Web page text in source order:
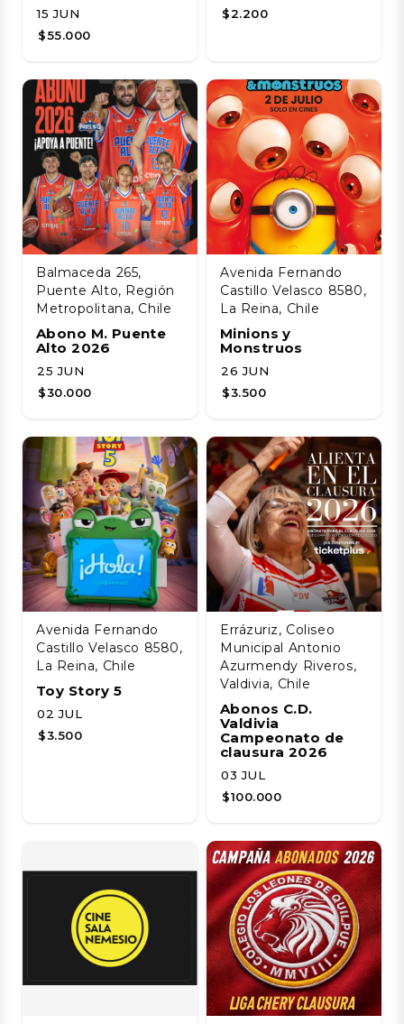
15 JUN
$55.000
$2.200
Balmaceda 265,
Puente Alto, Región
Metropolitana, Chile
Abono M. Puente
Alto 2026
25 JUN
$30.000
Avenida Fernando
Castillo Velasco 8580,
La Reina, Chile
Minions y
Monstruos
26 JUN
$3.500
Avenida Fernando
Castillo Velasco 8580,
La Reina, Chile
Toy Story 5
02 JUL
$3.500
Errázuriz, Coliseo
Municipal Antonio
Azurmendy Riveros,
Valdivia, Chile
Abonos C.D.
Valdivia
Campeonato de
clausura 2026
03 JUL
$100.000